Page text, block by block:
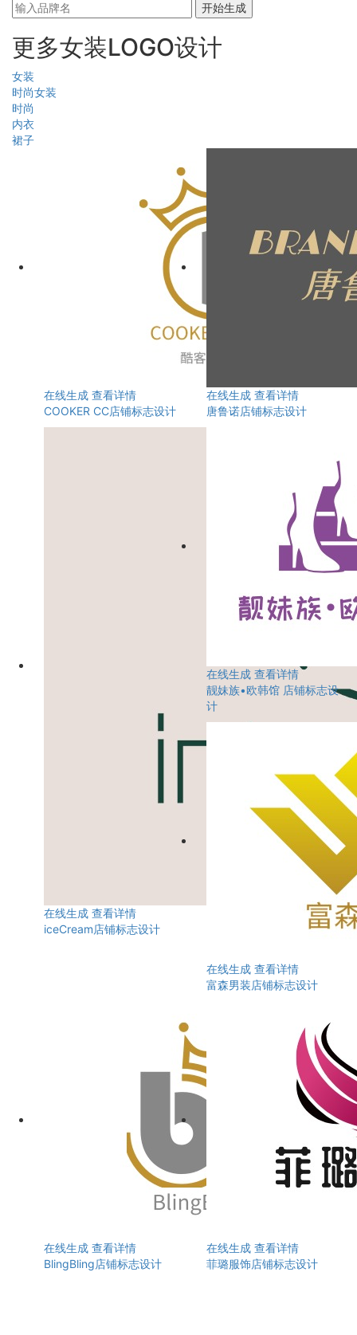
开始生成
更多女装LOGO设计
女装
时尚女装
时尚
内衣
裙子
在线生成 查看详情
COOKER CC店铺标志设计
在线生成 查看详情
唐鲁诺店铺标志设计
在线生成 查看详情
iceCream店铺标志设计
在线生成 查看详情
靓妹族•欧韩馆 店铺标志设
计
在线生成 查看详情
富森男装店铺标志设计
在线生成 查看详情
BlingBling店铺标志设计
在线生成 查看详情
菲璐服饰店铺标志设计